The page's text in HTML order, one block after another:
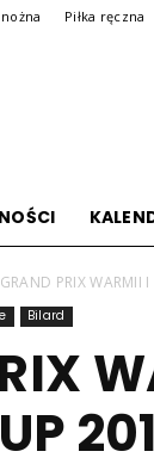
nożna Piłka ręczna
GRAND PRIX WARMII
Bilard